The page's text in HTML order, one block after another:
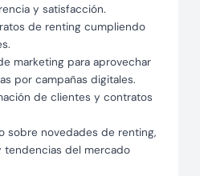
y satisfacción.
de renting cumpliendo
marketing para aprovechar
por campañas digitales.
de clientes y contratos
sobre novedades de renting,
del mercado